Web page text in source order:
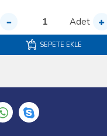
Adet
SEPETE EKLE